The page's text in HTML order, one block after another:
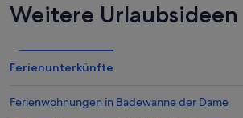
Weitere Urlaubsideen
Ferienunterkünfte
Ferienwohnungen in Badewanne der Dame